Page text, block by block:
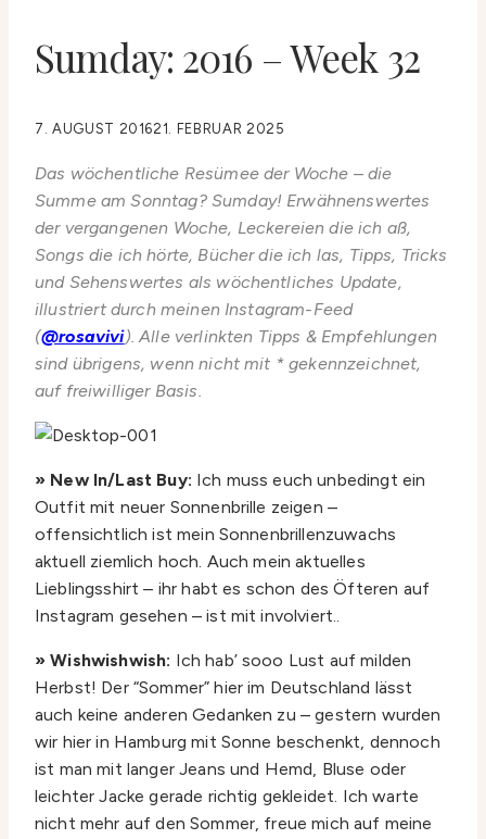
Sumday: 2016 – Week 32
7. AUGUST 201621. FEBRUAR 2025
Das wöchentliche Resümee der Woche – die
Summe am Sonntag? Sumday! Erwähnenswertes
der vergangenen Woche, Leckereien die ich aß,
Songs die ich hörte, Bücher die ich las, Tipps, Tricks
und Sehenswertes als wöchentliches Update,
illustriert durch meinen Instagram-Feed
(@rosavivi). Alle verlinkten Tipps & Empfehlungen
sind übrigens, wenn nicht mit * gekennzeichnet,
auf freiwilliger Basis.
» New In/Last Buy: Ich muss euch unbedingt ein
Outfit mit neuer Sonnenbrille zeigen –
offensichtlich ist mein Sonnenbrillenzuwachs
aktuell ziemlich hoch. Auch mein aktuelles
Lieblingsshirt – ihr habt es schon des Öfteren auf
Instagram gesehen – ist mit involviert..
» Wishwishwish: Ich hab’ sooo Lust auf milden
Herbst! Der “Sommer” hier im Deutschland lässt
auch keine anderen Gedanken zu – gestern wurden
wir hier in Hamburg mit Sonne beschenkt, dennoch
ist man mit langer Jeans und Hemd, Bluse oder
leichter Jacke gerade richtig gekleidet. Ich warte
nicht mehr auf den Sommer, freue mich auf meine